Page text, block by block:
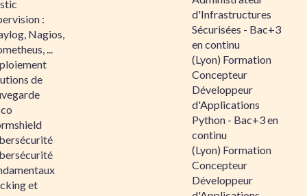
:
Nagios,
...
de
et
d'Infrastructures
Sécurisées - Bac+3
en continu
(Lyon) Formation
Concepteur
Développeur
d'Applications
Python - Bac+3 en
continu
(Lyon) Formation
Concepteur
Développeur